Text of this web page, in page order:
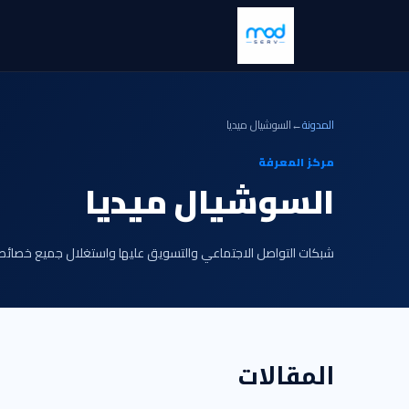
المدونة←السوشيال ميديا
مركز المعرفة
السوشيال ميديا
شبكات التواصل الاجتماعي والتسويق عليها واستغلال جميع
المقالات